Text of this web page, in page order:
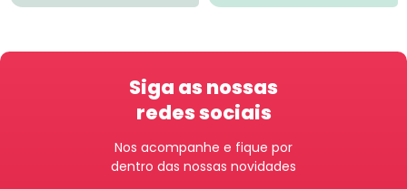
Siga as nossas
redes sociais
Nos acompanhe e fique por
dentro das nossas novidades